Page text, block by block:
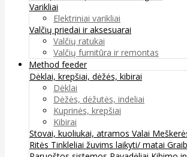
Varikliai
Elektriniai varikliai
Valčių priedai ir aksesuarai
Valčių ratukai
Valčių furnitūra ir remontas
Method feeder
Dėklai, krepšiai, dėžės, kibirai
Dėklai
Dėžės, dėžutės, indeliai
Kuprinės, krepšiai
Kibirai
Stovai, kuoliukai, atramos Valai
Ritės Tinkleliai žuvims laikyti/ matai